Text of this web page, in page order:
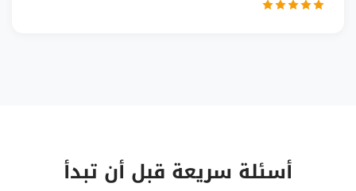
أسئلة سريعة قبل أن تبدأ